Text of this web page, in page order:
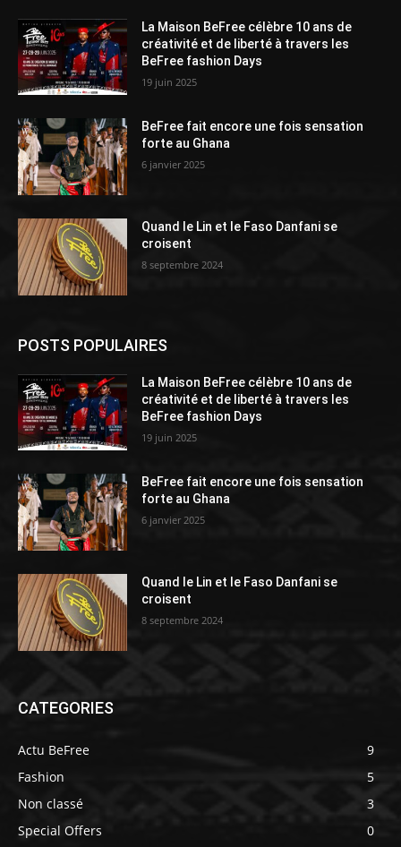
La Maison BeFree célèbre 10 ans de
créativité et de liberté à travers les
BeFree fashion Days
19 juin 2025
BeFree fait encore une fois sensation
forte au Ghana
6 janvier 2025
Quand le Lin et le Faso Danfani se
croisent
8 septembre 2024
POSTS POPULAIRES
La Maison BeFree célèbre 10 ans de
créativité et de liberté à travers les
BeFree fashion Days
19 juin 2025
BeFree fait encore une fois sensation
forte au Ghana
6 janvier 2025
Quand le Lin et le Faso Danfani se
croisent
8 septembre 2024
CATEGORIES
Actu BeFree
9
Fashion
5
Non classé
3
Special Offers
0